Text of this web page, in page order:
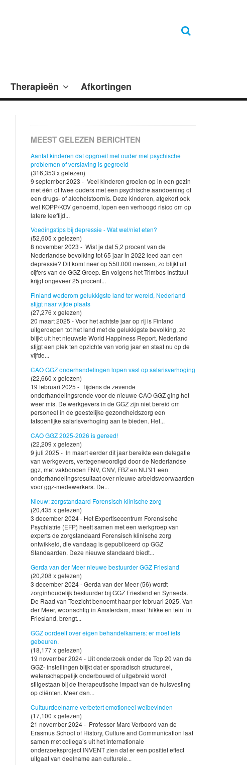
Therapieën Afkortingen
MEEST GELEZEN BERICHTEN
Aantal kinderen dat opgroeit met ouder met psychische
problemen of verslaving is gegroeid
(316,353 x gelezen)
9 september 2023 - Veel kinderen groeien op in een gezin
met één of twee ouders met een psychische aandoening of
een drugs- of alcoholstoornis. Deze kinderen, afgekort ook
wel KOPP/KOV genoemd, lopen een verhoogd risico om op
latere leeftijd...
Voedingstips bij depressie - Wat wel/niet eten?
(52,605 x gelezen)
8 november 2023 - Wist je dat 5,2 procent van de
Nederlandse bevolking tot 65 jaar in 2022 leed aan een
depressie? Dit komt neer op 550.000 mensen, zo blijkt uit
cijfers van de GGZ Groep. En volgens het Trimbos Instituut
krijgt ongeveer 25 procent...
Finland wederom gelukkigste land ter wereld, Nederland
stijgt naar vijfde plaats
(27,276 x gelezen)
20 maart 2025 - Voor het achtste jaar op rij is Finland
uitgeroepen tot het land met de gelukkigste bevolking, zo
blijkt uit het nieuwste World Happiness Report. Nederland
stijgt een plek ten opzichte van vorig jaar en staat nu op de
vijfde...
CAO GGZ onderhandelingen lopen vast op salarisverhoging
(22,660 x gelezen)
19 februari 2025 - Tijdens de zevende
onderhandelingsronde voor de nieuwe CAO GGZ ging het
weer mis. De werkgevers in de GGZ zijn niet bereid om
personeel in de geestelijke gezondheidszorg een
fatsoenlijke salarisverhoging aan te bieden. Het...
CAO GGZ 2025-2026 is gereed!
(22,209 x gelezen)
9 juli 2025 - In maart eerder dit jaar bereikte een delegatie
van werkgevers, vertegenwoordigd door de Nederlandse
ggz, met vakbonden FNV, CNV, FBZ en NU’91 een
onderhandelingsresultaat over nieuwe arbeidsvoorwaarden
voor ggz-medewerkers. De...
Nieuw: zorgstandaard Forensisch klinische zorg
(20,435 x gelezen)
3 december 2024 - Het Expertisecentrum Forensische
Psychiatrie (EFP) heeft samen met een werkgroep van
experts de zorgstandaard Forensisch klinische zorg
ontwikkeld, die vandaag is gepubliceerd op GGZ
Standaarden. Deze nieuwe standaard biedt...
Gerda van der Meer nieuwe bestuurder GGZ Friesland
(20,208 x gelezen)
3 december 2024 - Gerda van der Meer (56) wordt
zorginhoudelijk bestuurder bij GGZ Friesland en Synaeda.
De Raad van Toezicht benoemt haar per februari 2025. Van
der Meer, woonachtig in Amsterdam, maar ‘hikke en tein’ in
Friesland, brengt...
GGZ oordeelt over eigen behandelkamers: er moet iets
gebeuren.
(18,177 x gelezen)
19 november 2024 - Uit onderzoek onder de Top 20 van de
GGZ- instellingen blijkt dat er sporadisch structureel,
wetenschappelijk onderbouwd of uitgebreid wordt
stilgestaan bij de therapeutische impact van de huisvesting
op cliënten. Meer dan...
Cultuurdeelname verbetert emotioneel welbevinden
(17,100 x gelezen)
21 november 2024 - Professor Marc Verboord van de
Erasmus School of History, Culture and Communication laat
samen met collega’s uit het internationale
onderzoeksproject INVENT zien dat er een positief effect
uitgaat van deelname aan culturele...